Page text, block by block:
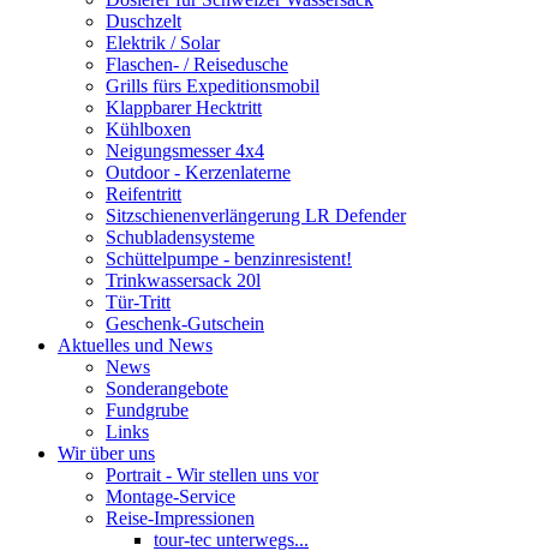
Duschzelt
Elektrik / Solar
Flaschen- / Reisedusche
Grills fürs Expeditionsmobil
Klappbarer Hecktritt
Kühlboxen
Neigungsmesser 4x4
Outdoor - Kerzenlaterne
Reifentritt
Sitzschienenverlängerung LR Defender
Schubladensysteme
Schüttelpumpe - benzinresistent!
Trinkwassersack 20l
Tür-Tritt
Geschenk-Gutschein
Aktuelles und News
News
Sonderangebote
Fundgrube
Links
Wir über uns
Portrait - Wir stellen uns vor
Montage-Service
Reise-Impressionen
tour-tec unterwegs...